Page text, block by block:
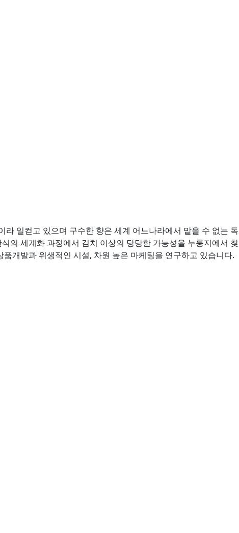
라 일컫고 있으며 구수한 향은 세계 어느나라에서 맡을 수 없는 독
의 세계화 과정에서 김치 이상의 당당한 가능성을 누룽지에서 찾
개발과 위생적인 시설, 차원 높은 마케팅을 연구하고 있습니다.